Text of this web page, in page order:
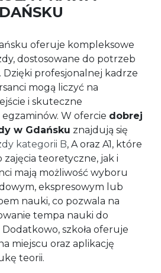
oferuje kompleksowe
dostosowane do potrzeb
Dzięki profesjonalnej kadrze
mogą liczyć na
i skuteczne
W ofercie dobrej
w Gdańsku znajdują się
kategorii B, A oraz A1, które
teoretyczne, jak i
mają możliwość wyboru
ekspresowym lub
nauki, co pozwala na
tempa nauki do
szkoła oferuje
miejscu oraz aplikację
teorii.